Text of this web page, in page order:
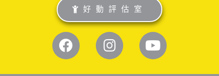
好動評估室